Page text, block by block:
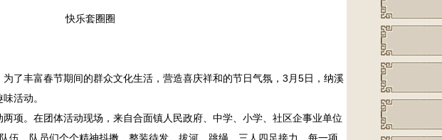
快乐套圈圈
丰富春节期间的群众文化生活，营造喜庆祥和的节日气氛， 3月5日，纳溪
活动。
。在团体活动现场，来自合面镇人民政府、中学、小学、社区企事业单位